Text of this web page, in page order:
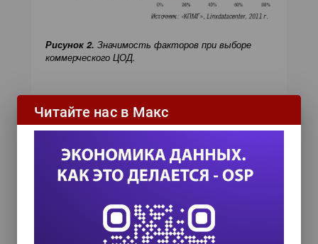
Рисунок 2. Значимость факторов при выборе
коммерческого ЦОД.
Компания Linxdatacenter предоставляет
услуги ОНиВД на основе сети своих ЦОД,
включая центры в Таллине и Москве.
Последний является одним из старейших
коммерческих ЦОД в России, и его
мощности, по словам Ричарда ван
компании в России, в самое ближайшее
время будут расширены на 25%. Кроме того,
Linxdatacenter уже построила и готовит к
Читайте нас в Макс